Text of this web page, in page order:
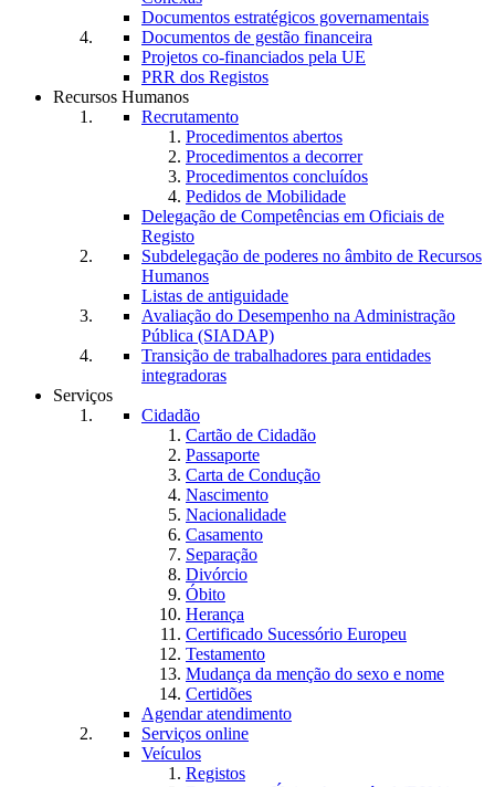
Documentos estratégicos governamentais
Documentos de gestão financeira
Projetos co-financiados pela UE
PRR dos Registos
Recursos Humanos
Recrutamento
Procedimentos abertos
Procedimentos a decorrer
Procedimentos concluídos
Pedidos de Mobilidade
Delegação de Competências em Oficiais de
Registo
Subdelegação de poderes no âmbito de Recursos
Humanos
Listas de antiguidade
Avaliação do Desempenho na Administração
Pública (SIADAP)
Transição de trabalhadores para entidades
integradoras
Serviços
Cidadão
Cartão de Cidadão
Passaporte
Carta de Condução
Nascimento
Nacionalidade
Casamento
Separação
Divórcio
Óbito
Herança
Certificado Sucessório Europeu
Testamento
Mudança da menção do sexo e nome
Certidões
Agendar atendimento
Serviços online
Veículos
Registos